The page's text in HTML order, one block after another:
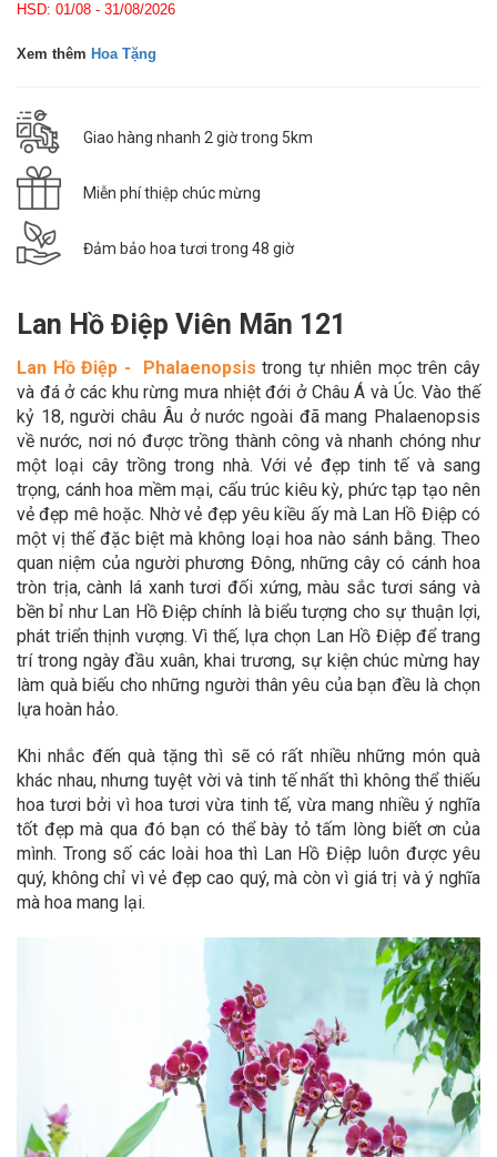
HSD: 01/08 - 31/08/2026
Xem thêm Hoa Tặng
Giao hàng nhanh 2 giờ trong 5km
Miễn phí thiệp chúc mừng
Đảm bảo hoa tươi trong 48 giờ
Lan Hồ Điệp Viên Mãn 121
Lan Hồ Điệp - Phalaenopsis trong tự nhiên mọc trên cây
và đá ở các khu rừng mưa nhiệt đới ở Châu Á và Úc. Vào thế
kỷ 18, người châu Âu ở nước ngoài đã mang Phalaenopsis
về nước, nơi nó được trồng thành công và nhanh chóng như
một loại cây trồng trong nhà. Với vẻ đẹp tinh tế và sang
trọng, cánh hoa mềm mại, cấu trúc kiêu kỳ, phức tạp tạo nên
vẻ đẹp mê hoặc. Nhờ vẻ đẹp yêu kiều ấy mà Lan Hồ Điệp có
một vị thế đặc biệt mà không loại hoa nào sánh bằng. Theo
quan niệm của người phương Đông, những cây có cánh hoa
tròn trịa, cành lá xanh tươi đối xứng, màu sắc tươi sáng và
bền bỉ như Lan Hồ Điệp chính là biểu tượng cho sự thuận lợi,
phát triển thịnh vượng. Vì thế, lựa chọn Lan Hồ Điệp để trang
trí trong ngày đầu xuân, khai trương, sự kiện chúc mừng hay
làm quà biếu cho những người thân yêu của bạn đều là chọn
lựa hoàn hảo.
Khi nhắc đến quà tặng thì sẽ có rất nhiều những món quà
khác nhau, nhưng tuyệt vời và tinh tế nhất thì không thể thiếu
hoa tươi bởi vì hoa tươi vừa tinh tế, vừa mang nhiều ý nghĩa
tốt đẹp mà qua đó bạn có thể bày tỏ tấm lòng biết ơn của
mình. Trong số các loài hoa thì Lan Hồ Điệp luôn được yêu
quý, không chỉ vì vẻ đẹp cao quý, mà còn vì giá trị và ý nghĩa
mà hoa mang lại.